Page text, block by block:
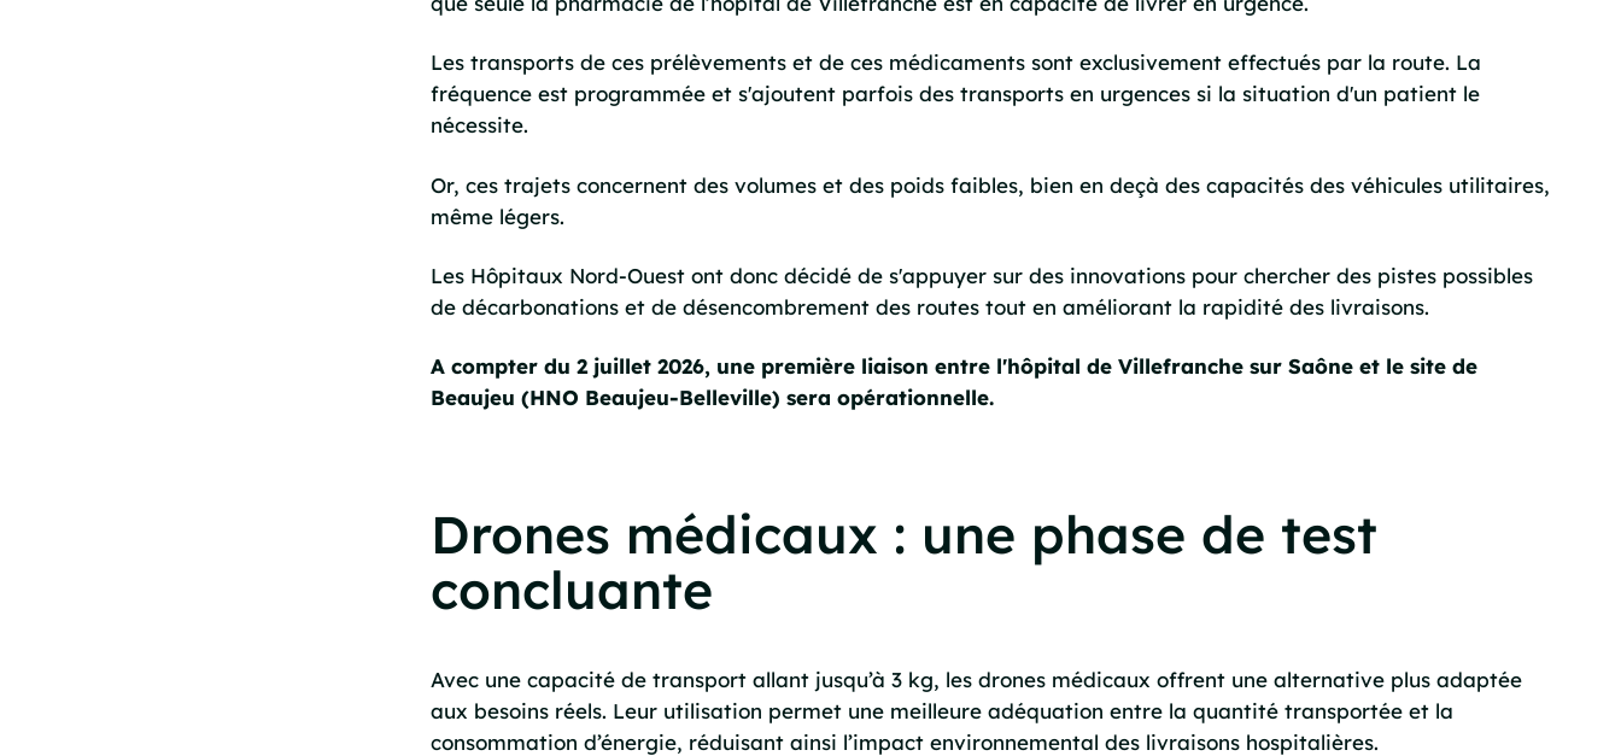
Les transports de ces prélèvements et de ces médicaments sont exclusivement effectués par la route. La
fréquence est programmée et s'ajoutent parfois des transports en urgences si la situation d'un patient le
nécessite.
Or, ces trajets concernent des volumes et des poids faibles, bien en deçà des capacités des véhicules utilitaires,
même légers.
Les Hôpitaux Nord-Ouest ont donc décidé de s'appuyer sur des innovations pour chercher des pistes possibles
de décarbonations et de désencombrement des routes tout en améliorant la rapidité des livraisons.
A compter du 2 juillet 2026, une première liaison entre l'hôpital de Villefranche sur Saône et le site de
Beaujeu (HNO Beaujeu-Belleville) sera opérationnelle.
Drones médicaux : une phase de test
concluante
Avec une capacité de transport allant jusqu’à 3 kg, les drones médicaux offrent une alternative plus adaptée
aux besoins réels. Leur utilisation permet une meilleure adéquation entre la quantité transportée et la
consommation d’énergie, réduisant ainsi l’impact environnemental des livraisons hospitalières.